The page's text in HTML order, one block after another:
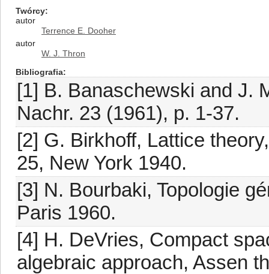
Twórcy
autor
Terrence E. Dooher
autor
W. J. Thron
Bibliografia
[1] B. Banaschewski and J.
Nachr. 23 (1961), p. 1-37.
[2] G. Birkhoff, Lattice
25, New York 1940.
[3] N. Bourbaki, Topologie
Paris 1960.
[4] H. DeVries, Compact
algebraic approach, Assen